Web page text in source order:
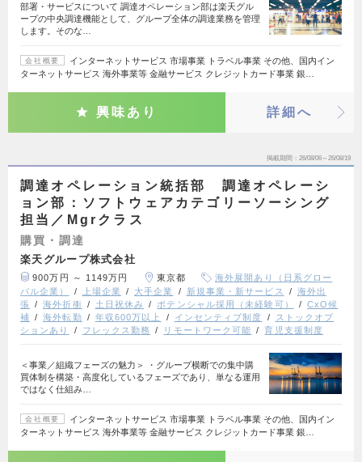
部署・サービスについて 調達オペレーション部は楽天グル
ープの中央調達機能として、グループ全体の調達業務を管理
します。そのな…
会社概要
インターネットサービス 市場事業 トラベル事業 その他、国内イン
ターネットサービス 海外事業等 金融サービス クレジットカード事業 銀…
興味あり 詳細へ
掲載期間 26/08/06～26/08/19
調達オペレーション統括部 調達オペレーシ
ョン部：ソフトウェアカテゴリーソーシング
担当／Mgrクラス
購買・調達
楽天グループ株式会社
900万円 ～ 1149万円 東京都
海外展開あり（日系グロー
バル企業）
上場企業 大手企業 新規事業・新サービス
海外出
張
海外折衝 土日祝休み ポテンシャル採用（未経験可）
CxO候
補
海外転勤 年収600万以上 インセンティブ制度
ストックオプ
ションあり
フレックス勤務 リモートワーク可能 育児支援制度
＜事業／組織フェーズの魅力＞ ・グループ横断での集中購
買体制を構築・高度化しているフェーズであり、単なる運用
ではなく仕組み…
会社概要
インターネットサービス 市場事業 トラベル事業 その他、国内イン
ターネットサービス 海外事業等 金融サービス クレジットカード事業 銀…